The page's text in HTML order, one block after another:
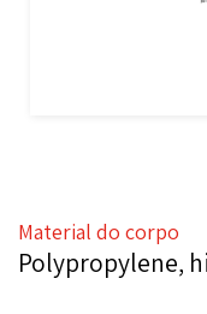
Material do corpo
Polypropylene,